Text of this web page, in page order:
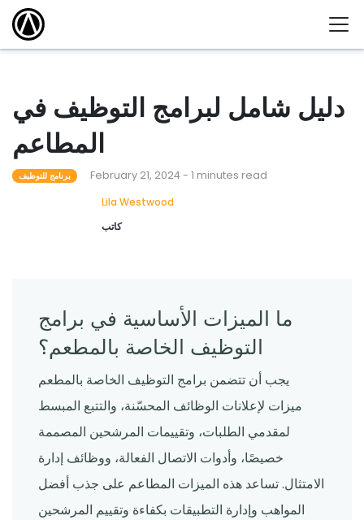
دليل شامل لبرامج التوظيف في
المطاعم
برنامج للتوظيف
February 21, 2024 - 1 minutes read
Lila Westwood
كاتب
ما الميزات الأساسية في برامج
التوظيف الخاصة بالمطعم؟
يجب أن تتضمن برامج التوظيف الخاصة بالمطعم
ميزات لإعلانات الوظائف المحسّنة، والتتبع المبسط
لمقدمي الطلبات، وتقييمات المرشحين المصممة
خصيصًا، وأدوات الاتصال الفعالة، ووظائف إدارة
الامتثال. تساعد هذه الميزات المطاعم على جذب أفضل
المواهب وإدارة التطبيقات بكفاءة وتقييم المرشحين